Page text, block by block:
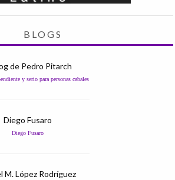
BLOGS
de Pedro Pitarch
y serio para personas cabales
Diego Fusaro
Diego Fusaro
M. López Rodríguez